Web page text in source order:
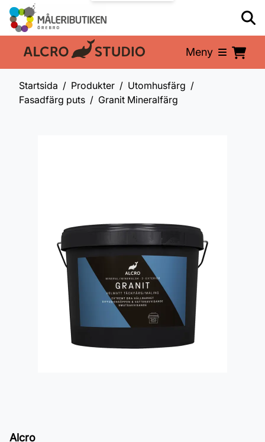
En del av: Meny
Startsida Produkter
Utomhusfärg
Fasadfärg puts
Granit Mineralfärg
Alcro